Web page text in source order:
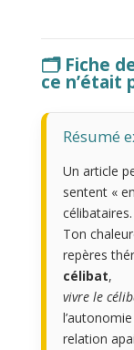
🗂️ Fiche
ce n’était
Résumé
Un article
sentent «
célibataires.
Ton
repères
célibat,
vivre le
relation